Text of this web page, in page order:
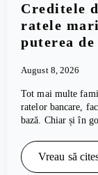
Creditele
ratele
puterea
August 8, 2026
Tot mai multe
ratelor bancare,
bază. Chiar și în
Vreau să